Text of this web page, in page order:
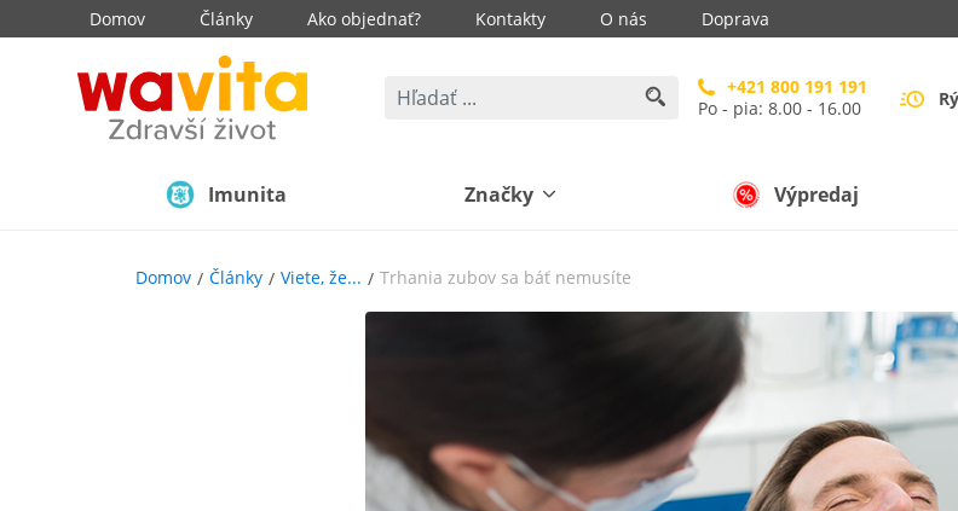
Domov Články Ako objednať? Kontakty O nás Doprava
+421 800 191 191
Po - pia: 8.00 - 16.00
Imunita Značky Výpredaj
Domov Články Viete, že... Trhania zubov sa báť nemusíte